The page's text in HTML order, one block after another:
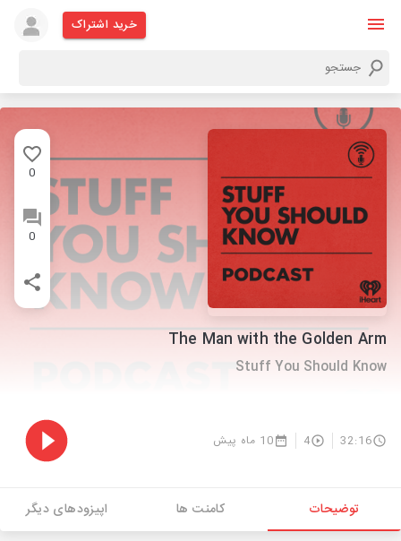
خرید اشتراک
0
0
The Man with the Golden Arm
Stuff You Should Know
32:16
4 10 ماه پیش
توضیحات کامنت ها اپیزودهای دیگر